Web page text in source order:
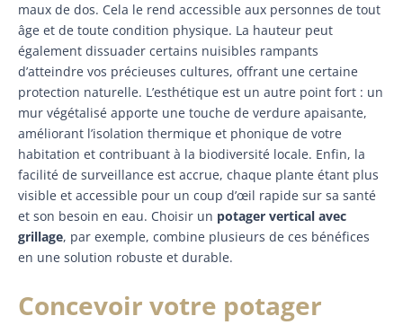
maux de dos. Cela le rend accessible aux personnes de tout
âge et de toute condition physique. La hauteur peut
également dissuader certains nuisibles rampants
d’atteindre vos précieuses cultures, offrant une certaine
protection naturelle. L’esthétique est un autre point fort : un
mur végétalisé apporte une touche de verdure apaisante,
améliorant l’isolation thermique et phonique de votre
habitation et contribuant à la biodiversité locale. Enfin, la
facilité de surveillance est accrue, chaque plante étant plus
visible et accessible pour un coup d’œil rapide sur sa santé
et son besoin en eau. Choisir un potager vertical avec
grillage, par exemple, combine plusieurs de ces bénéfices
en une solution robuste et durable.
Concevoir votre potager